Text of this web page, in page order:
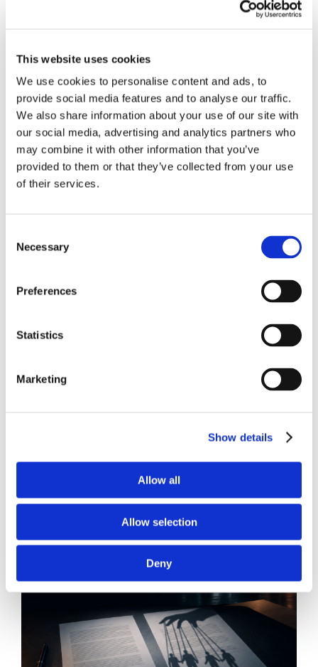
This website uses cookies
We use cookies to personalise content and ads, to
provide social media features and to analyse our traffic.
We also share information about your use of our site with
our social media, advertising and analytics partners who
may combine it with other information that you’ve
provided to them or that they’ve collected from your use
of their services.
Selection
Necessary
Preferences
Statistics
Marketing
Show details
Allow all
Allow selection
Deny
Obbligazioni solidali passive:
rapporti tra surrogazione legale e
regresso
La sentenza n. 16835 del 29 maggio 2026 della
nell'ambito delle obbligazioni solidali passive: il
rapporto tra l'azione di [...]
21 Luglio 2026